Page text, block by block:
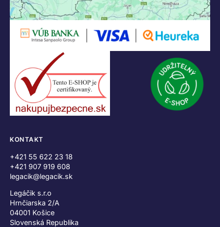
KONTAKT
+421 55 622 23 18
+421 907 919 608
legacik@legacik.sk
Legáčik s.r.o
Hrnčiarska 2/A
04001 Košice
Slovenská Republika